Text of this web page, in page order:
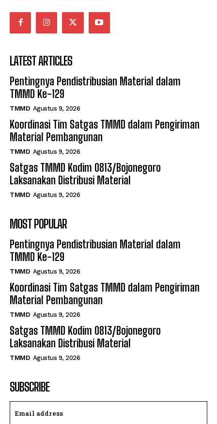
LATEST ARTICLES
Pentingnya Pendistribusian Material dalam
TMMD Ke-129
TMMD Agustus 9, 2026
Koordinasi Tim Satgas TMMD dalam Pengiriman
Material Pembangunan
TMMD Agustus 9, 2026
Satgas TMMD Kodim 0813/Bojonegoro
Laksanakan Distribusi Material
TMMD Agustus 9, 2026
MOST POPULAR
Pentingnya Pendistribusian Material dalam
TMMD Ke-129
TMMD Agustus 9, 2026
Koordinasi Tim Satgas TMMD dalam Pengiriman
Material Pembangunan
TMMD Agustus 9, 2026
Satgas TMMD Kodim 0813/Bojonegoro
Laksanakan Distribusi Material
TMMD Agustus 9, 2026
SUBSCRIBE